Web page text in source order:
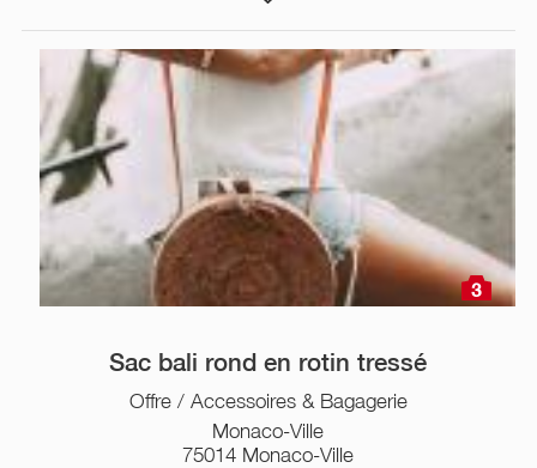
3
Sac bali rond en rotin tressé
Offre / Accessoires & Bagagerie
Monaco-Ville
75014 Monaco-Ville